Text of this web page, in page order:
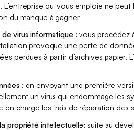
qui vous emploie ne
du manque à gagner.
virus informatique : vous procédez
provoque une perte de
perdues à partir d’archives papier.
: en envoyant une première
un virus qui endommage les
en charge les frais de réparation des
propriété intellectuelle: suite au